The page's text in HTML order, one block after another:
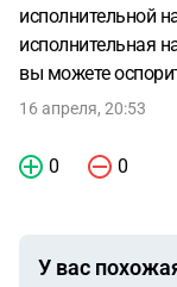
исполнительной
исполнительная
вы можете
16 апреля, 20:53
0 0
У вас